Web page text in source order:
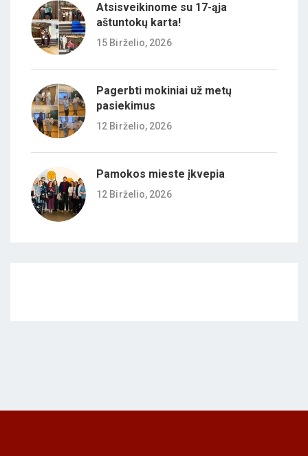
Atsisveikinome su 17-ąja
aštuntokų karta!
15 Birželio, 2026
Pagerbti mokiniai už metų
pasiekimus
12 Birželio, 2026
Pamokos mieste įkvepia
12 Birželio, 2026